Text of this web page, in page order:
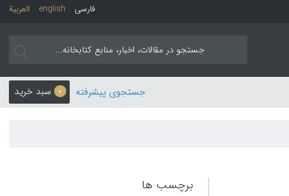
العربیة english فارسی
0 سبد خرید جستجوی پیشرفته
برچسب ها